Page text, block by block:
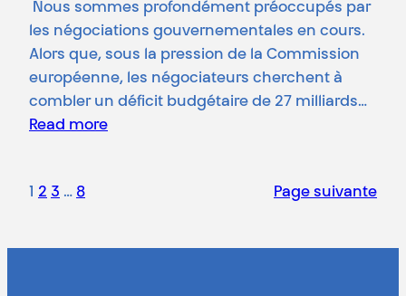
Nous sommes profondément préoccupés par
les négociations gouvernementales en cours.
Alors que, sous la pression de la Commission
européenne, les négociateurs cherchent à
combler un déficit budgétaire de 27 milliards…
Read more
2 3 … 8 Page suivante